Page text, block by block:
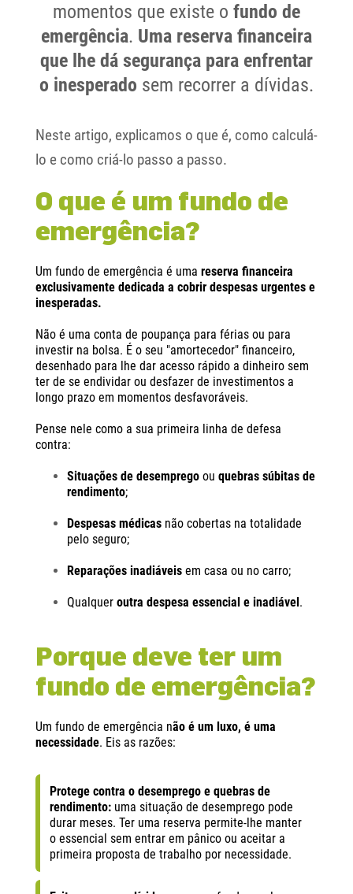
momentos que existe o fundo de
emergência. Uma reserva financeira
que lhe dá segurança para enfrentar
o inesperado sem recorrer a dívidas.
Neste artigo, explicamos o que é, como calculá-
lo e como criá-lo passo a passo.
O que é um fundo de
emergência?
Um fundo de emergência é uma reserva financeira
exclusivamente dedicada a cobrir despesas urgentes e
inesperadas.
Não é uma conta de poupança para férias ou para
investir na bolsa. É o seu "amortecedor" financeiro,
desenhado para lhe dar acesso rápido a dinheiro sem
ter de se endividar ou desfazer de investimentos a
longo prazo em momentos desfavoráveis.
Pense nele como a sua primeira linha de defesa
contra:
Situações de desemprego ou quebras súbitas de
rendimento;
Despesas médicas não cobertas na totalidade
pelo seguro;
Reparações inadiáveis em casa ou no carro;
Qualquer outra despesa essencial e inadiável.
Porque deve ter um
fundo de emergência?
Um fundo de emergência não é um luxo, é uma
necessidade. Eis as razões:
Protege contra o desemprego e quebras de
rendimento: uma situação de desemprego pode
durar meses. Ter uma reserva permite-lhe manter
o essencial sem entrar em pânico ou aceitar a
primeira proposta de trabalho por necessidade.